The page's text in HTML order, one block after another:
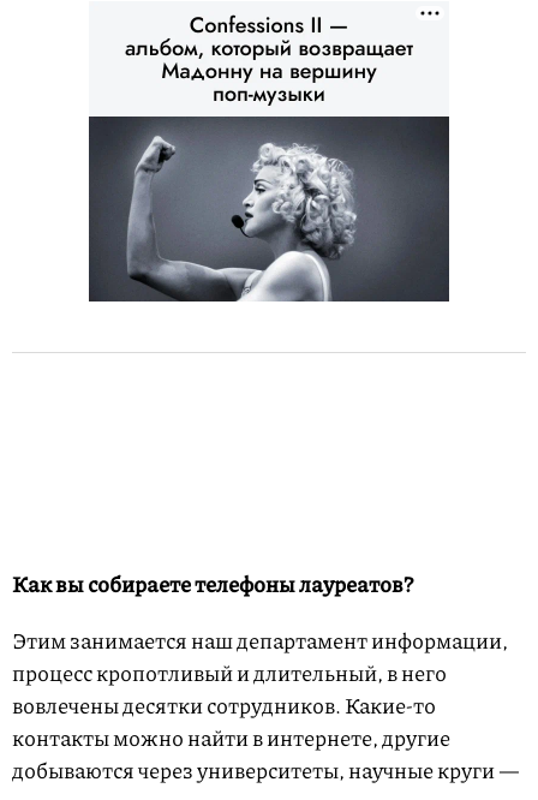
Как вы собираете телефоны лауреатов?
Этим занимается наш департамент информации,
процесс кропотливый и длительный, в него
вовлечены десятки сотрудников. Какие-то
контакты можно найти в интернете, другие
добываются через университеты, научные круги —